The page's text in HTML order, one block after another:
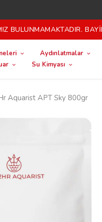
BULUNMAMAKTADIR.
Aydınlatmalar
Su Kimyası
Aquarist APT Sky 800gr